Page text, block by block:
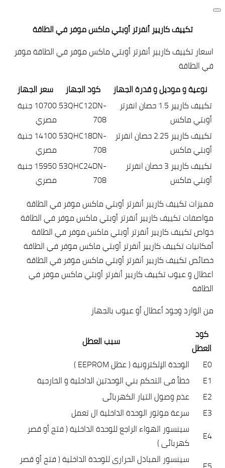
تكييف كاريير أنفرتر أوبتي ماكس موفر في الطاقة
اسعار تكييف كاريير أنفرتر أوبتي ماكس موفر في الطاقة موفر
في الطاقة
نوعية و موديل و قدرة الجهاز
كود الجهاز
سعر الجهاز
تكييف كاريير 1.5 حصان انفرتر
أوبتي ماكس
53QHC12DN-
708
10700 جنية
مصري
تكييف كاريير 2.25 حصان انفرتر
أوبتي ماكس
53QHC18DN-
708
14100 جنية
مصري
تكييف كاريير 3 حصان انفرتر
أوبتي ماكس
53QHC24DN-
708
15950 جنية
مصري
مميزات تكييف كاريير أنفرتر أوبتي ماكس موفر في الطاقة
مواصفات تكييف كاريير أنفرتر أوبتي ماكس موفر في الطاقة
خواص تكييف كاريير أنفرتر أوبتي ماكس موفر في الطاقة
أمكانيات تكييف كاريير أنفرتر أوبتي ماكس موفر في الطاقة
خصائص تكييف كاريير أنفرتر أوبتي ماكس موفر في الطاقة
اعطال و عيوب تكييف كاريير أنفرتر أوبتي ماكس موفر في
الطاقة
من الوارد وجود أعطال أو عيوب بالجهاز
كود
العطل
سبب العطل
E0
الوحدة الإلكترونية ( عطل EEPROM )
E1
خطأ فى التحكم بني الوحدتين الداخلية و الخارجية
E2
عدم وصول التيار الكهربائى
E3
سرعة موتور الوحدة الداخلية ال تعمل
E4
سينسور الهواء الراجع للوحدة الداخلية ( فتح أو قصر
كهربائى )
سينسور المبادل الحرارى للوحدة الداخلية ( فتح أو قصر